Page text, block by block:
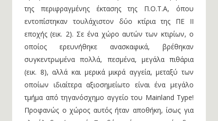
της περιφραγμένης έκτασης της Π.Ο.Τ.Α, όπου
εντοπίστηκαν τουλάχιστον δύο κτίρια της ΠΕ ΙΙ
εποχής (εικ. 2). Σε ένα χώρο αυτών των κτιρίων, ο
οποίος ερευνήθηκε ανασκαφικά, βρέθηκαν
συγκεντρωμένα πολλά, πεσμένα, μεγάλα πιθάρια
(εικ. 8), αλλά και μερικά μικρά αγγεία, μεταξύ των
οποίων ιδιαίτερα αξιοσημείωτο είναι ένα μεγάλο
τμήμα από τηγανόσχημο αγγείο του Mainland Type!
Προφανώς ο χώρος αυτός ήταν αποθήκη, ίσως για